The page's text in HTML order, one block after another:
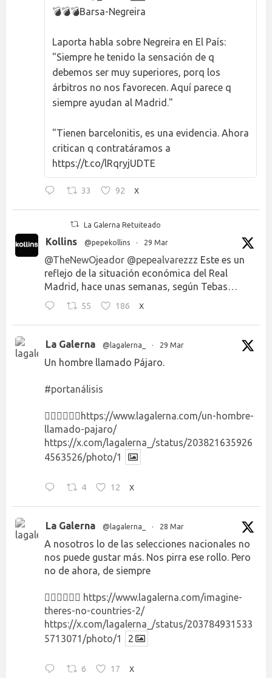
💣💣💣Barsa-Negreira
Laporta habla sobre Negreira en El País:
"Siempre he tenido la sensación de q
debemos ser muy superiores, porq los
árbitros no nos favorecen. Aquí parece q
siempre ayudan al Madrid."
"Tienen barcelonitis, es una evidencia. Ahora
critican q contratáramos a
https://t.co/lRqryjUDTE
33 92 X
La Galerna Retuiteado
Kollins @pepekollins · 29 Mar
@TheNewOjeador @pepealvarezzz Este es un
reflejo de la situación económica del Real
Madrid, hace unas semanas, según Tebas…
55 186 X
La Galerna @lagalerna_ · 29 Mar
Un hombre llamado Pájaro.
#portanálisis
👉🏻👉🏻👉🏻 https://www.lagalerna.com/un-hombre-
llamado-pajaro/
https://x.com/lagalerna_/status/203821635926
4563526/photo/1
4 12 X
La Galerna @lagalerna_ · 28 Mar
A nosotros lo de las selecciones nacionales no
nos puede gustar más. Nos pirra ese rollo. Pero
no de ahora, de siempre
👉🏻👉🏻👉🏻 https://www.lagalerna.com/imagine-
theres-no-countries-2/
https://x.com/lagalerna_/status/203784931533
5713071/photo/1
2
6 17 X